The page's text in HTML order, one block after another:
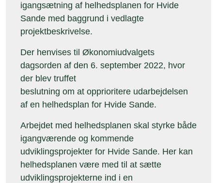
igangsætning af helhedsplanen for Hvide
Sande med baggrund i vedlagte
projektbeskrivelse.
Der henvises til Økonomiudvalgets
dagsorden af den 6. september 2022, hvor
der blev truffet
beslutning om at opprioritere udarbejdelsen
af en helhedsplan for Hvide Sande.
Arbejdet med helhedsplanen skal styrke både
igangværende og kommende
udviklingsprojekter for Hvide Sande. Her kan
helhedsplanen være med til at sætte
udviklingsprojekterne ind i en